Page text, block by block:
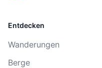
Entdecken
Wanderungen
Berge